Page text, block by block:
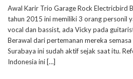
Awal Karir Trio Garage Rock Electricbird
tahun 2015 ini memiliki 3 orang personil
vocal dan bassist, ada Vicky pada
Berawal dari pertemanan mereka
Surabaya ini sudah aktif sejak saat itu.
Indonesia ini […]